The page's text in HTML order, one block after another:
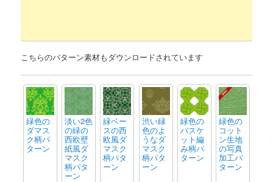
こちらのパターン素材もダウンロードされています
緑色の
ダマス
ク柄パ
ターン
淡い2色
の緑の
西欧壁
紙風ダ
マスク
柄パタ
ーン
緑ベー
スの西
欧風ダ
マスク
柄パタ
ーン
渋い緑
色のよ
うなダ
マスク
柄パタ
ーン
緑色の
バスケ
ット編
み柄パ
ターン
緑色の
コット
ン生地
の写真
加工パ
ターン